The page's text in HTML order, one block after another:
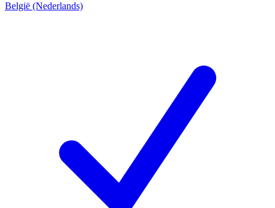
België (Nederlands)